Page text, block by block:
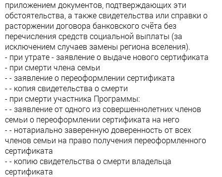
приложением документов, подтверждающих эти
обстоятельства, а также свидетельства или справки о
расторжении договора банковского счёта без
перечисления средств социальной выплаты (за
исключением случаев замены региона вселения).
- при утрате - заявление о выдаче нового сертификата
- при смерти члена семьи
- - заявление о переоформлении сертификата
- - копия свидетельства о смерти
- при смерти участника Программы:
- - заявление от одного из совершеннолетних членов
семьи о переоформлении сертификата на него
- - нотариально заверенную доверенность от всех
членов семьи на право получения переоформленного
сертификата
- - копию свидетельства о смерти владельца
сертификата